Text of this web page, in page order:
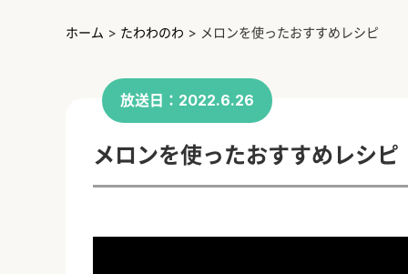
ホーム > たわわのわ > メロンを使ったおすすめレシピ
放送日：2022.6.26
メロンを使ったおすすめレシ